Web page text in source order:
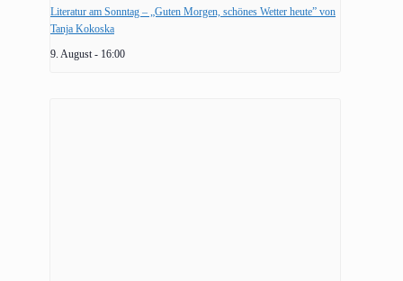
Literatur am Sonntag – „Guten Morgen, schönes Wetter heute” von
Tanja Kokoska
9. August - 16:00